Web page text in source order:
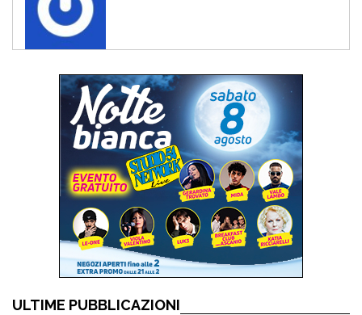
ULTIME PUBBLICAZIONI